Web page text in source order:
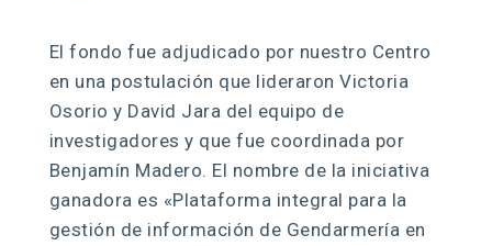
El fondo fue adjudicado por nuestro Centro
en una postulación que lideraron Victoria
Osorio y David Jara del equipo de
investigadores y que fue coordinada por
Benjamín Madero. El nombre de la iniciativa
ganadora es «Plataforma integral para la
gestión de información de Gendarmería en